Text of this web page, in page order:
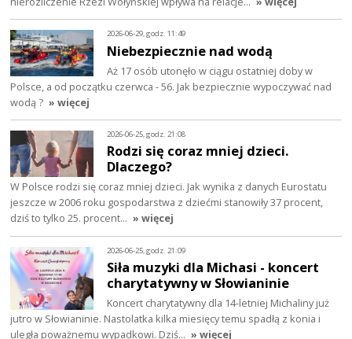
2026-06-29, godz. 11:49
Niebezpiecznie nad wodą
Aż 17 osób utonęło w ciągu ostatniej doby w
Polsce, a od początku czerwca - 56. Jak bezpiecznie wypoczywać nad
wodą ? » więcej
2026-06-25, godz. 21:08
Rodzi się coraz mniej dzieci.
Dlaczego?
W Polsce rodzi się coraz mniej dzieci. Jak wynika z danych Eurostatu
jeszcze w 2006 roku gospodarstwa z dziećmi stanowiły 37 procent,
dziś to tylko 25. procent… » więcej
2026-06-25, godz. 21:09
Siła muzyki dla Michasi - koncert
charytatywny w Słowianinie
Koncert charytatywny dla 14-letniej Michaliny już
jutro w Słowianinie. Nastolatka kilka miesięcy temu spadłą z konia i
uległa poważnemu wypadkowi. Dziś… » więcej